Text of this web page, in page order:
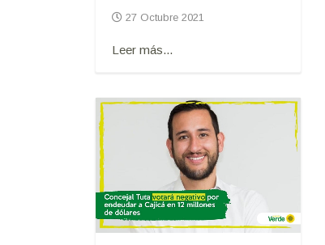
27 Octubre 2021
Leer más...